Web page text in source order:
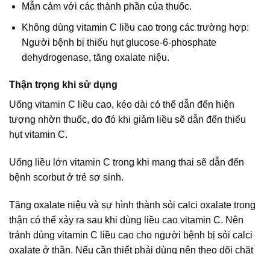
Mẫn cảm với các thành phần của thuốc.
Không dùng vitamin C liều cao trong các trường hợp:
Người bệnh bị thiếu hụt glucose-6-phosphate
dehydrogenase, tăng oxalate niệu.
Thận trọng khi sử dụng
Uống vitamin C liều cao, kéo dài có thể dẫn đến hiện
tượng nhờn thuốc, do đó khi giảm liều sẽ dẫn đến thiếu
hụt vitamin C.
Uống liều lớn vitamin C trong khi mang thai sẽ dẫn đến
bệnh scorbut ở trẻ sơ sinh.
Tăng oxalate niệu và sự hình thành sỏi calci oxalate trong
thận có thể xảy ra sau khi dùng liều cao vitamin C. Nên
tránh dùng vitamin C liều cao cho người bệnh bị sỏi calci
oxalate ở thận. Nếu cần thiết phải dùng nên theo dõi chặt